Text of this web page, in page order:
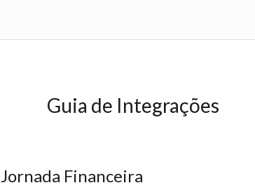
Guia de Integrações
Jornada Financeira